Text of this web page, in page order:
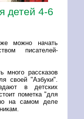
детей 4-6
можно начать
писателей-
много рассказов
своей "Азбуки".
в детских
пометка "для
на самом деле